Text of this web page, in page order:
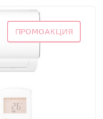
ПРОМОАКЦИЯ